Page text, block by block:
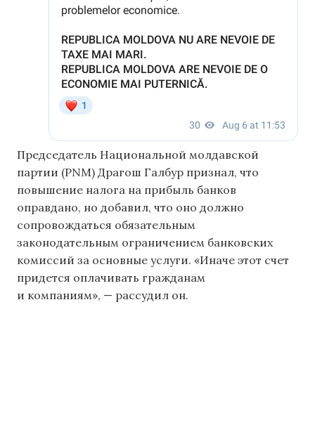
Председатель Национальной молдавской
партии (PNM) Драгош Галбур признал, что
повышение налога на прибыль банков
оправдано, но добавил, что оно должно
сопровождаться обязательным
законодательным ограничением банковских
комиссий за основные услуги. «Иначе этот счет
придется оплачивать гражданам
и компаниям», — рассудил он.